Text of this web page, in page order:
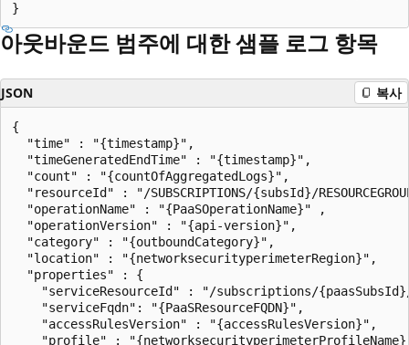
아웃바운드 범주에 대한 샘플 로그 항목
JSON 복사
{
  "time" : "{timestamp}",
  "timeGeneratedEndTime" : "{timestamp}",
  "count" : "{countOfAggregatedLogs}",
"resourceId" : "/SUBSCRIPTIONS/{subsId}/
  "operationName" : "{PaaSOperationName}" ,
  "operationVersion" : "{api-version}",
  "category" : "{outboundCategory}",
  "location" : "{networksecurityperimeterRegion}",
  "properties" : {
"serviceResourceId" : "/subscriptions/
    "serviceFqdn": "{PaaSResourceFQDN}",
    "accessRulesVersion" : "{accessRulesVersion}",
"profile" :